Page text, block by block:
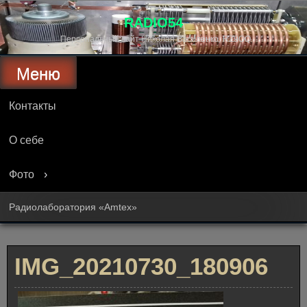
Перейти
к
содержимому
RADIO54
Персональный сайт Николая Василенко, RZ9OQ
Меню
Контакты
О себе
Фото
Радиолаборатория «Amtex»
IMG_20210730_180906